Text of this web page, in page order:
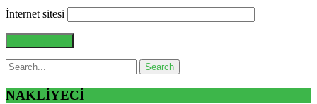
İnternet sitesi
NAKLİYECİ